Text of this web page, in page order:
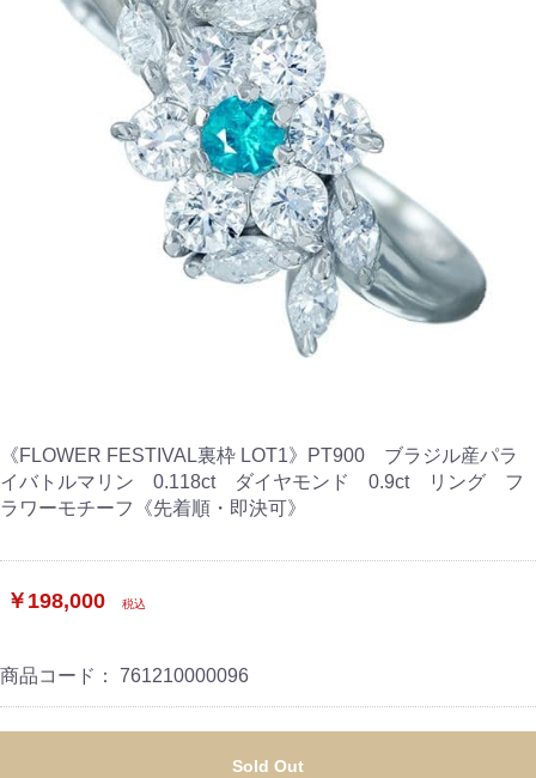
《FLOWER FESTIVAL裏枠 LOT1》PT900 ブラジル産パラ
イバトルマリン 0.118ct ダイヤモンド 0.9ct リング フ
ラワーモチーフ《先着順・即決可》
￥198,000 税込
商品コード： 761210000096
Sold Out